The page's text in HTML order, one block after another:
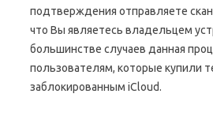
подтверждения отправляете
что Вы являетесь владельцем
большинстве случаев данная
пользователям, которые купили
заблокированным iCloud.